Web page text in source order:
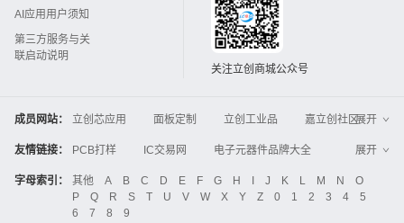
AI应用用户须知
第三方服务与关
联启动说明
关注立创商城公众号
成员网站： 立创芯应用 面板定制 立创工业品
嘉立创社区
3D打印
嘉立创FPC 嘉立创PCB
嘉立创FA
Global Website LCSC
ZXHPCB
展开
友情链接： PCB打样 IC交易网
电子元器件品牌大全
中国IC网
智能电网 机电设备
电子工程网
晶振
电子技术应用 21icsearch
电子展
展开
字母索引： 其他 A B C D E F G H I J K L M N
O
P
Q R S T U V W X Y Z 0 1 2 3 4
5
6
7 8 9